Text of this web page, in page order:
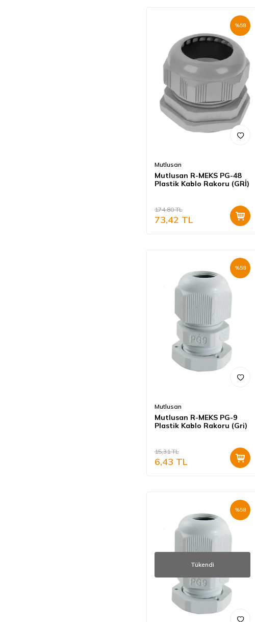
%58
Mutlusan
Mutlusan R-MEKS PG-48
Plastik Kablo Rakoru (GRİ)
174,80TL
73,42 TL
%58
Mutlusan
Mutlusan R-MEKS PG-9
Plastik Kablo Rakoru (Gri)
15,31TL
6,43 TL
%58
Tükendi